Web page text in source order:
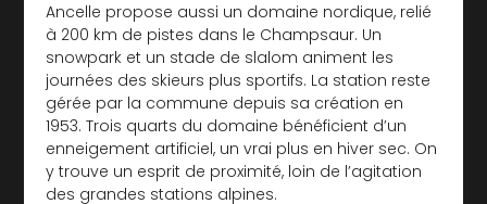
Ancelle propose aussi un domaine nordique, relié
à 200 km de pistes dans le Champsaur. Un
snowpark et un stade de slalom animent les
journées des skieurs plus sportifs. La station reste
gérée par la commune depuis sa création en
1953. Trois quarts du domaine bénéficient d’un
enneigement artificiel, un vrai plus en hiver sec. On
y trouve un esprit de proximité, loin de l’agitation
des grandes stations alpines.